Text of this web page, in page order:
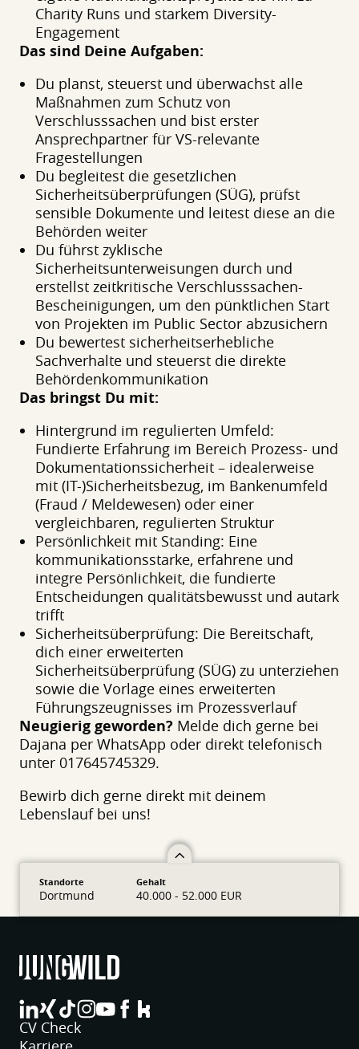
Charity Runs und starkem Diversity-
Engagement
Das sind Deine Aufgaben:
Du planst, steuerst und überwachst alle
Maßnahmen zum Schutz von
Verschlusssachen und bist erster
Ansprechpartner für VS-relevante
Fragestellungen
Du begleitest die gesetzlichen
Sicherheitsüberprüfungen (SÜG), prüfst
sensible Dokumente und leitest diese an die
Behörden weiter
Du führst zyklische
Sicherheitsunterweisungen durch und
erstellst zeitkritische Verschlusssachen-
Bescheinigungen, um den pünktlichen Start
von Projekten im Public Sector abzusichern
Du bewertest sicherheitserhebliche
Sachverhalte und steuerst die direkte
Behördenkommunikation
Das bringst Du mit:
Hintergrund im regulierten Umfeld:
Fundierte Erfahrung im Bereich Prozess- und
Dokumentationssicherheit – idealerweise
mit (IT-)Sicherheitsbezug, im Bankenumfeld
(Fraud / Meldewesen) oder einer
vergleichbaren, regulierten Struktur
Persönlichkeit mit Standing: Eine
kommunikationsstarke, erfahrene und
integre Persönlichkeit, die fundierte
Entscheidungen qualitätsbewusst und autark
trifft
Sicherheitsüberprüfung: Die Bereitschaft,
dich einer erweiterten
Sicherheitsüberprüfung (SÜG) zu unterziehen
sowie die Vorlage eines erweiterten
Führungszeugnisses im Prozessverlauf
Neugierig geworden? Melde dich gerne bei
Dajana per WhatsApp oder direkt telefonisch
unter 017645745329.
Bewirb dich gerne direkt mit deinem
Lebenslauf bei uns!
Standorte
Dortmund
Gehalt
40.000 - 52.000 EUR
jungwild bei LinkedIn
jungwild bei XING
jungwild bei TikTok
jungwild bei Instagram
jungwild bei YouTube
jungwild bei Facebook
CV Check